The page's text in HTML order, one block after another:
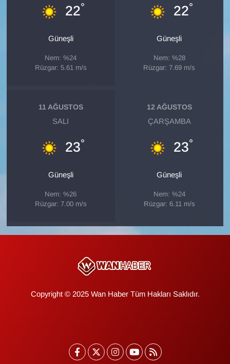
22°
Güneşli
Nem: %24
Rüzgar: 5.61 m/s
22°
Güneşli
Nem: %28
Rüzgar: 7.69 m/s
11 AĞUSTOS
SALI
23°
Güneşli
Nem: %26
Rüzgar: 7.00 m/s
12 AĞUSTOS
ÇARŞAMBA
23°
Güneşli
Nem: %24
Rüzgar: 6.11 m/s
Copyright © 2025 Wan Haber Tüm Hakları Saklıdır.
SAĞLIK
Seri İlan
Sinema - TV
SPOR
TEBRİK
TEKNOLOJİ
Turizm
VAN'DA SPOR